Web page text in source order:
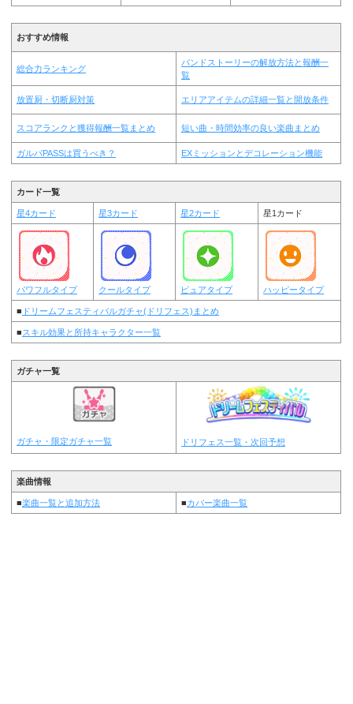
おすすめ情報
総合力ランキング
バンドストーリーの解放方法と報酬一
覧
放置厨・切断厨対策 エリアアイテムの詳細一覧と開放条件
スコアランクと獲得報酬一覧まとめ 短い曲・時間効率の良い楽曲まとめ
ガルパPASSは買うべき？ EXミッションとデコレーション機能
カード一覧
星4カード 星3カード 星2カード 星1カード
パワフルタイプ クールタイプ ピュアタイプ ハッピータイプ
■ ドリームフェスティバルガチャ(ドリフェス)まとめ
■スキル効果と所持キャラクター一覧
ガチャ一覧
ガチャ・限定ガチャ一覧 ドリフェス一覧・次回予想
楽曲情報
■楽曲一覧と追加方法 ■カバー楽曲一覧